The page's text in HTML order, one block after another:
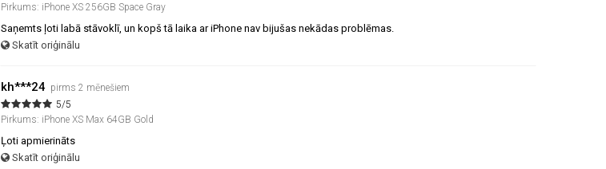
Pirkums: iPhone XS 256GB Space Gray
Saņemts ļoti labā stāvoklī, un kopš tā laika ar iPhone nav bijušas nekādas problēmas.
Skatīt oriģinālu
kh***24 pirms 2 mēnešiem
5/5
Pirkums: iPhone XS Max 64GB Gold
Ļoti apmierināts
Skatīt oriģinālu